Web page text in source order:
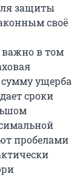
защиты
своё
важно в том
ущерба
сроки
пробелами